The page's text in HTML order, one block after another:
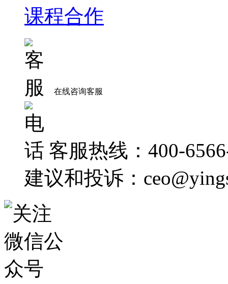
课程合作
在线咨询客服
客服热线：400-
建议和投诉：